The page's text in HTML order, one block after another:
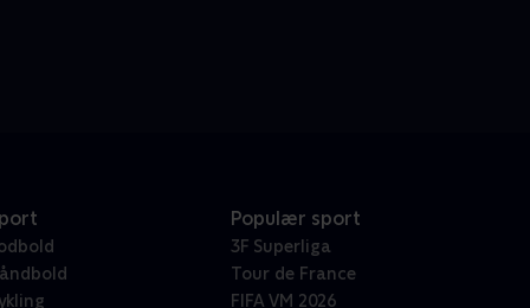
Populær sport
3F Superliga
Tour de France
FIFA VM 2026